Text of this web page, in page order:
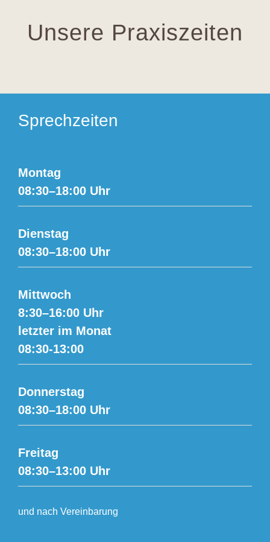
Unsere Praxiszeiten
Sprechzeiten
Montag
08:30–18:00 Uhr
Dienstag
08:30–18:00 Uhr
Mittwoch
8:30–16:00 Uhr
letzter im Monat
08:30-13:00
Donnerstag
08:30–18:00 Uhr
Freitag
08:30–13:00 Uhr
und nach Vereinbarung